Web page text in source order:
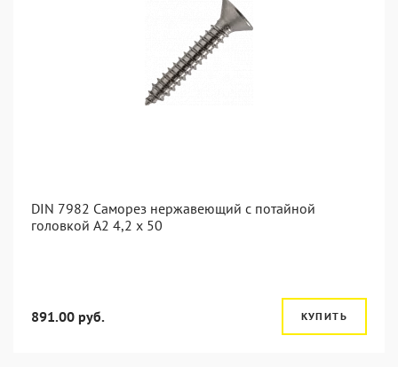
DIN 7982 Саморез нержавеющий с потайной
головкой А2 4,2 x 50
891.00 руб. КУПИТЬ